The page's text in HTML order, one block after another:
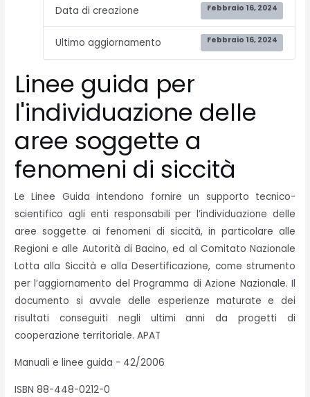
Data di creazione Febbraio 16, 2024
Ultimo aggiornamento Febbraio 16, 2024
Linee guida per
l'individuazione delle
aree soggette a
fenomeni di siccità
Le Linee Guida intendono fornire un supporto tecnico-
scientifico agli enti responsabili per l’individuazione delle
aree soggette ai fenomeni di siccità, in particolare alle
Regioni e alle Autorità di Bacino, ed al Comitato Nazionale
Lotta alla Siccità e alla Desertificazione, come strumento
per l’aggiornamento del Programma di Azione Nazionale. Il
documento si avvale delle esperienze maturate e dei
risultati conseguiti negli ultimi anni da progetti di
cooperazione territoriale. APAT
Manuali e linee guida - 42/2006
ISBN 88-448-0212-0